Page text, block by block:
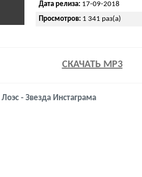
Дата релиза: 17-09-2018
Просмотров: 1 341 раз(а)
СКАЧАТЬ MP3
- Звезда Инстаграма